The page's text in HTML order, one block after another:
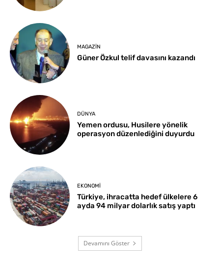
MAGAZIN
Güner Özkul telif davasını kazandı
DÜNYA
Yemen ordusu, Husilere yönelik
operasyon düzenlediğini duyurdu
EKONOMI
Türkiye, ihracatta hedef ülkelere 6
ayda 94 milyar dolarlık satış yaptı
Devamını Göster